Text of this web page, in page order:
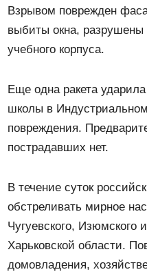
Взрывом поврежден
выбиты окна, разрушены
учебного корпуса.
Еще одна ракета
школы в
повреждения.
пострадавших нет.
В течение суток
обстреливать мирное
Чугуевского, Изюмского
Харьковской области.
домовладения,